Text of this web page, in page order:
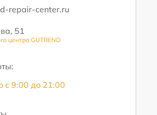
repair-center.ru
51
центра GUTREND
с 9:00 до 21:00